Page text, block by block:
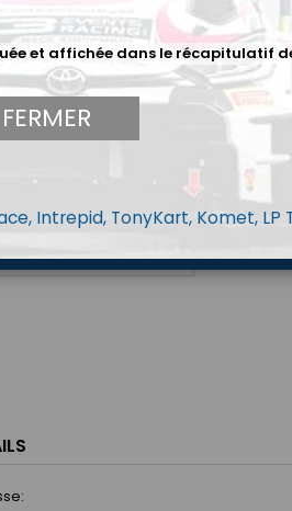
Menge
et affichée dans le récapitulatif
FERMER
Intrepid, TonyKart, Komet, LP